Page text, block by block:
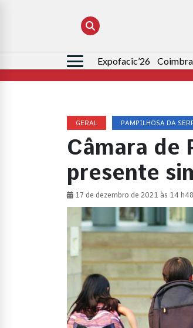
Pesquisar
por:
Expofacic’26 Coimbra
GERAL PAMPILHOSA DA
Câmara de
presente
17 de dezembro de 2021 às 14 h48